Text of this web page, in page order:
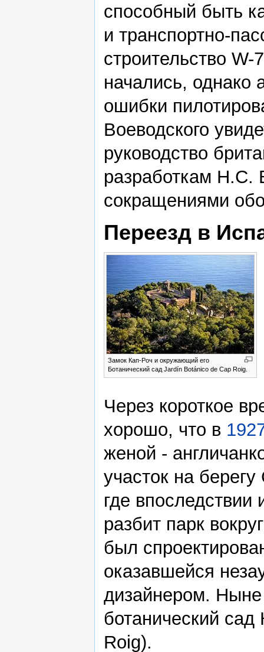
способный быть
и транспортно-
строительство
начались, однако
ошибки
Воеводского
руководство
разработкам Н.С.
сокращениями
Переезд в
Замок Кап-Роч и окружающий его
Ботанический сад Jardín Botánico de Cap Roig.
Через короткое
хорошо, что в
женой -
участок на
где
разбит парк
был
оказавшейся
дизайнером. Ныне
ботанический
Roig).